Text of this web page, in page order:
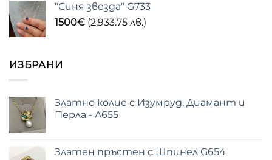
"Синя звезда" G733
1500€ (2,933.75 лв.)
ИЗБРАНИ
Златно колие с Изумруд, Диамант и
Перла - A655
Златен пръстен с Шпинел G654